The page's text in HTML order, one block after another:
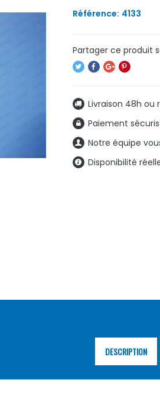
Référence: 4133
Livraison 48h ou
Paiement
Notre équipe
Disponibilité
DESCRIPTION